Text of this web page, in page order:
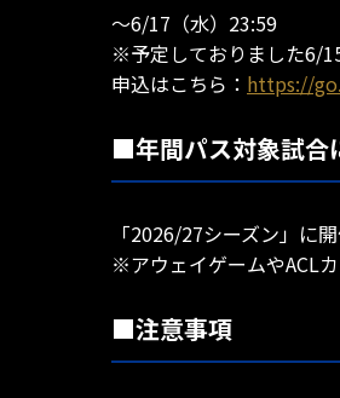
～6/17（水）23:59
※予定しておりました6/
申込はこちら： https://
■年間パス対象試合
「2026/27シーズン」に
※アウェイゲームやACL
■注意事項